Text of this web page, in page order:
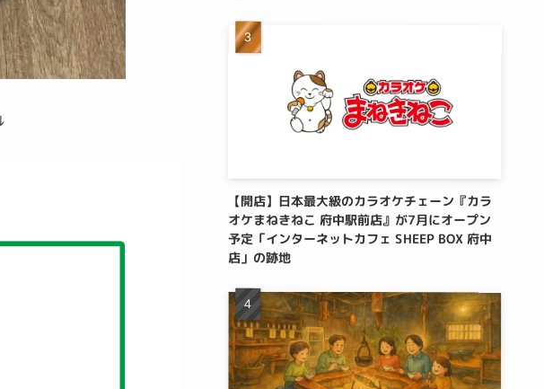
【開店】日本最大級のカラオケチェーン『カラ
オケまねきねこ 府中駅前店』が7月にオープン
予定「インターネットカフェ SHEEP BOX 府中
店」の跡地